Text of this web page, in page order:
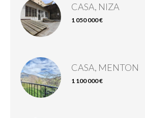
CASA, NIZA
1 050 000 €
CASA, MENTON
1 100 000 €